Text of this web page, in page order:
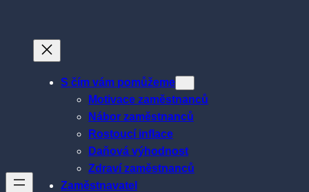
S čím vám pomůžeme
Motivace zaměstnanců
Nábor zaměstnanců
Rostoucí inflace
Daňová výhodnost
Zdraví zaměstnanců
Zaměstnavatel